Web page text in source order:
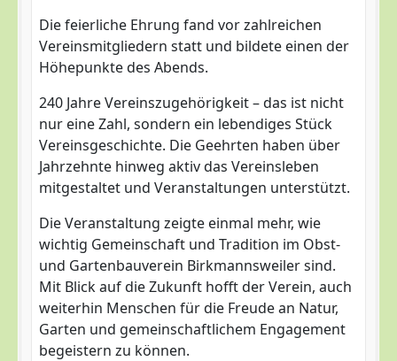
Die feierliche Ehrung fand vor zahlreichen
Vereinsmitgliedern statt und bildete einen der
Höhepunkte des Abends.
240 Jahre Vereinszugehörigkeit – das ist nicht
nur eine Zahl, sondern ein lebendiges Stück
Vereinsgeschichte. Die Geehrten haben über
Jahrzehnte hinweg aktiv das Vereinsleben
mitgestaltet und Veranstaltungen unterstützt.
Die Veranstaltung zeigte einmal mehr, wie
wichtig Gemeinschaft und Tradition im Obst-
und Gartenbauverein Birkmannsweiler sind.
Mit Blick auf die Zukunft hofft der Verein, auch
weiterhin Menschen für die Freude an Natur,
Garten und gemeinschaftlichem Engagement
begeistern zu können.